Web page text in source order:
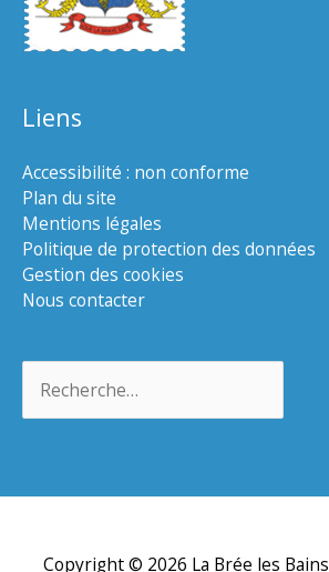
Liens
Accessibilité : non conforme
Plan du site
Mentions légales
Politique de protection des données
Gestion des cookies
Nous contacter
Copyright © 2026 La Brée les Bains